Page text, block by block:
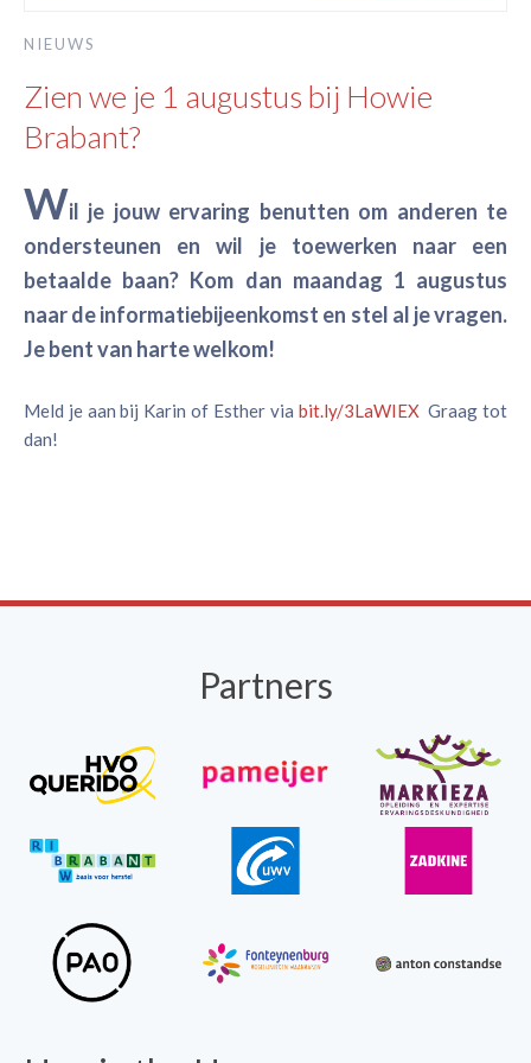
NIEUWS
Zien we je 1 augustus bij Howie
Brabant?
Wil je jouw ervaring benutten om anderen te
ondersteunen en wil je toewerken naar een
betaalde baan? Kom dan maandag 1 augustus
naar de informatiebijeenkomst en stel al je vragen.
Je bent van harte welkom!
Meld je aan bij Karin of Esther via bit.ly/3LaWIEXGraag tot
dan!
Partners